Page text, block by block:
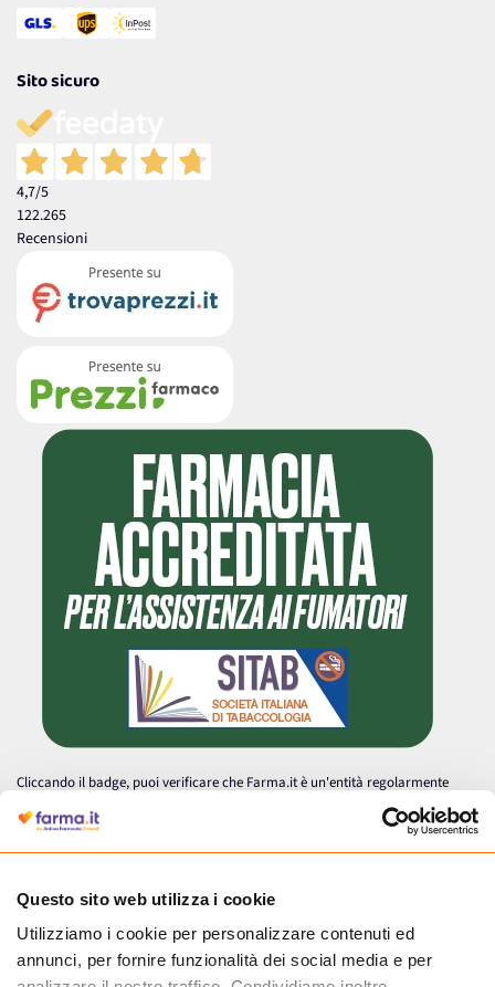
Questo sito web utilizza i cookie
Utilizziamo i cookie per personalizzare contenuti ed
annunci, per fornire funzionalità dei social media e per
Sito sicuro
4,7/5
122.265
Recensioni
Cliccando il badge, puoi verificare che Farma.it è un'entità regolarmente
autorizzata dal Ministero della Salute a effettuare la vendita online di
medicinali.